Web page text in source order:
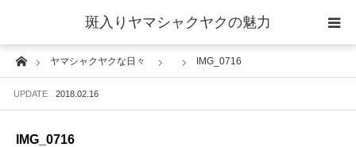
斑入りヤマシャクヤクの魅力
Homeヤマシャクヤクな日々 IMG_0716
UPDATE 2018.02.16
IMG_0716
当サイトについて
斑入りヤマシャクヤクの魅力 ギャラリー